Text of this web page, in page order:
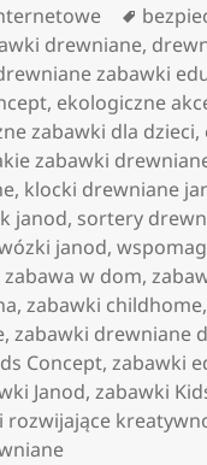
Tagi
drewniane,
zabawki
, ekologiczne
zabawki dla dzieci,
zabawki
, klocki drewniane
janod, sortery
janod,
zabawa w dom,
,zabawki childhome
,zabawki drewniane
Concept,zabawki
Janod,zabawki
rozwijające